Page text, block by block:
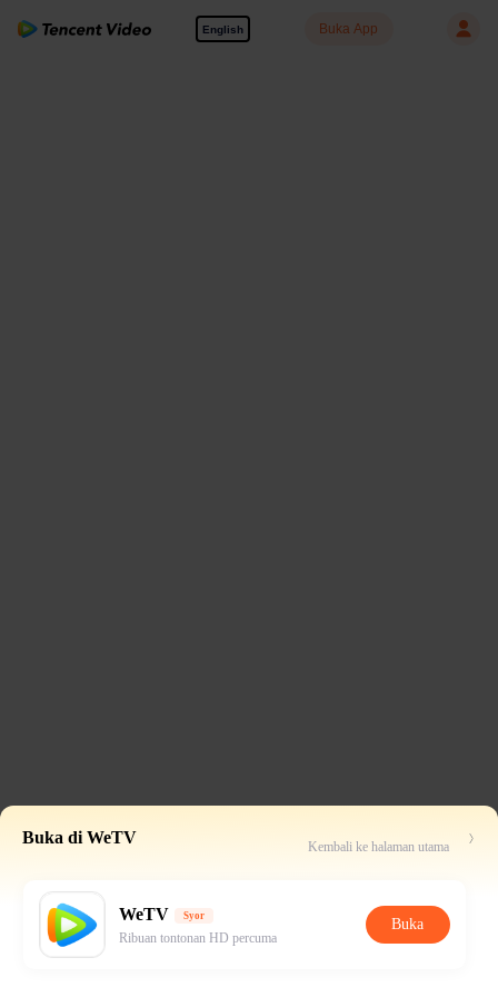
English Buka App
Buka di WeTV Kembali ke halaman utama
WeTV Syor
Ribuan tontonan HD percuma
Buka